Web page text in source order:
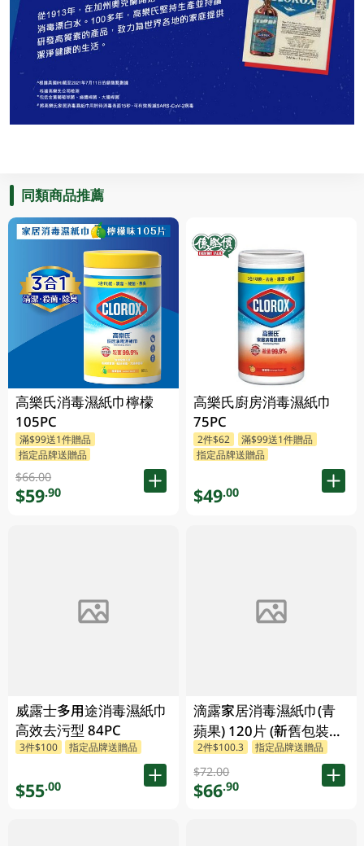
同類商品推薦
高樂氏消毒濕紙巾檸檬
105PC
滿$99送1件贈品
指定品牌送贈品
$66.00
$59.90
威露士多用途消毒濕紙巾
高效去污型 84PC
3件$100 指定品牌送贈品
$55.00
高樂氏廚房消毒濕紙巾
75PC
2件$62
滿$99送1件贈品
指定品牌送贈品
$49.00
滴露家居消毒濕紙巾(青
蘋果) 120片 (新舊包裝隨
機發放)
2件$100.3 指定品牌送贈品
$72.00
$66.90